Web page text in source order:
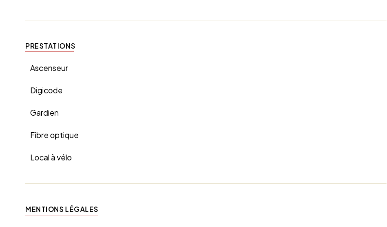
PRESTATIONS
Ascenseur
Digicode
Gardien
Fibre optique
Local à vélo
MENTIONS LÉGALES